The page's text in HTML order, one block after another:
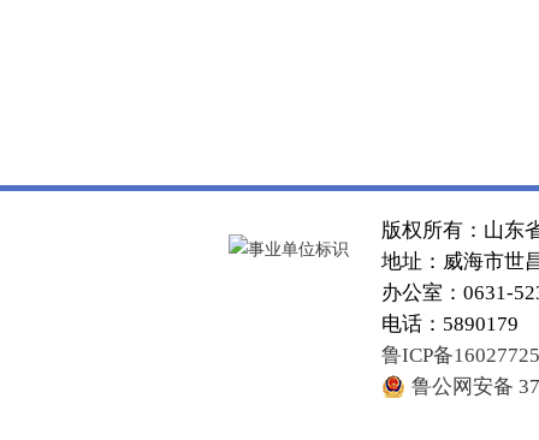
版权所有：山东
地址：威海市世
办公室：0631-
电话：5890179
鲁ICP备
鲁公网安备